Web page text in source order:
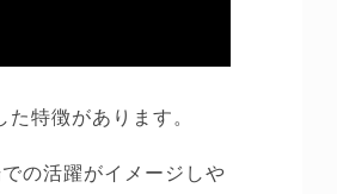
特徴があります。
の活躍がイメージしや